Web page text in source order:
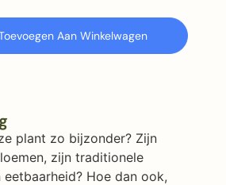
Aan Winkelwagen
plant zo bijzonder? Zijn
zijn traditionele
Hoe dan ook,